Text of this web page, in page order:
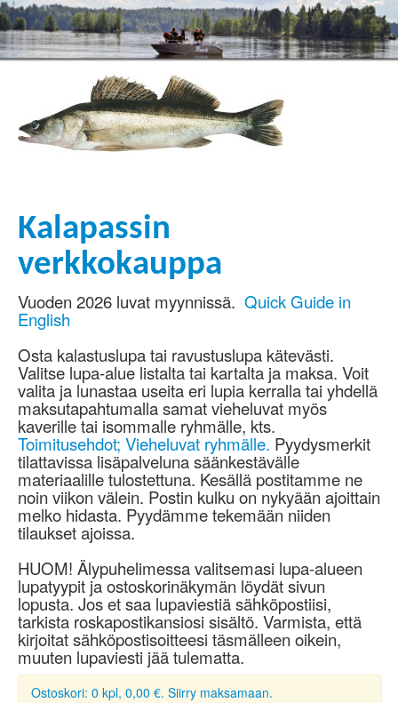
Kalapassin
verkkokauppa
Vuoden 2026 luvat myynnissä. Quick Guide in
English
Osta kalastuslupa tai ravustuslupa kätevästi.
Valitse lupa-alue listalta tai kartalta ja maksa. Voit
valita ja lunastaa useita eri lupia kerralla tai yhdellä
maksutapahtumalla samat vieheluvat myös
kaverille tai isommalle ryhmälle, kts.
Toimitusehdot; Vieheluvat ryhmälle. Pyydysmerkit
tilattavissa lisäpalveluna säänkestävälle
materiaalille tulostettuna. Kesällä postitamme ne
noin viikon välein. Postin kulku on nykyään ajoittain
melko hidasta. Pyydämme tekemään niiden
tilaukset ajoissa.
HUOM! Älypuhelimessa valitsemasi lupa-alueen
lupatyypit ja ostoskorinäkymän löydät sivun
lopusta. Jos et saa lupaviestiä sähköpostiisi,
tarkista roskapostikansiosi sisältö. Varmista, että
kirjoitat sähköpostisoitteesi täsmälleen oikein,
muuten lupaviesti jää tulematta.
Ostoskori: 0 kpl, 0,00 €. Siirry maksamaan.